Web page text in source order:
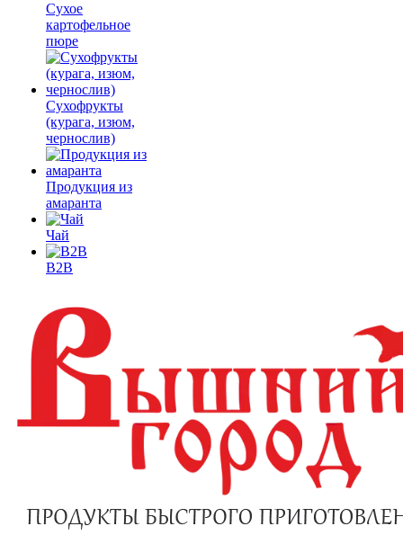
Сухое
картофельное
пюре
Сухофрукты
(курага, изюм,
чернослив)
Продукция из
амаранта
Чай
B2B